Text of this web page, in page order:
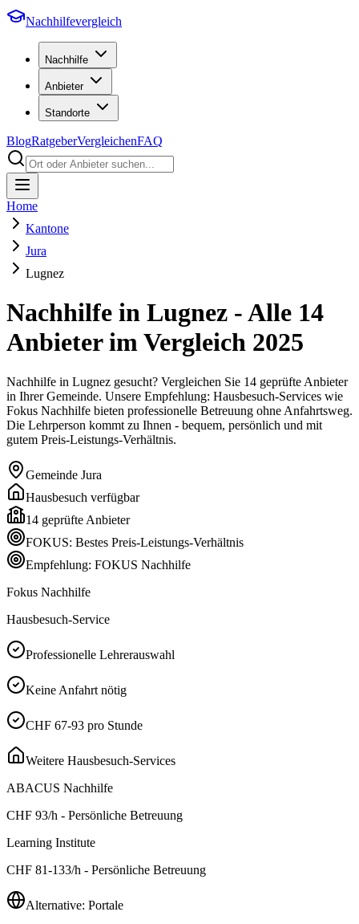
Nachhilfevergleich
Nachhilfe
Anbieter
Standorte
BlogRatgeberVergleichenFAQ
Home
Kantone
Jura
Lugnez
Nachhilfe in Lugnez - Alle 14
Anbieter im Vergleich 2025
Nachhilfe in Lugnez gesucht? Vergleichen Sie 14 geprüfte Anbieter
in Ihrer Gemeinde. Unsere Empfehlung: Hausbesuch-Services wie
Fokus Nachhilfe bieten professionelle Betreuung ohne Anfahrtsweg.
Die Lehrperson kommt zu Ihnen - bequem, persönlich und mit
gutem Preis-Leistungs-Verhältnis.
Gemeinde Jura
Hausbesuch verfügbar
14 geprüfte Anbieter
FOKUS: Bestes Preis-Leistungs-Verhältnis
Empfehlung: FOKUS Nachhilfe
Fokus Nachhilfe
Hausbesuch-Service
Professionelle Lehrerauswahl
Keine Anfahrt nötig
CHF 67-93 pro Stunde
Weitere Hausbesuch-Services
ABACUS Nachhilfe
CHF 93/h - Persönliche Betreuung
Learning Institute
CHF 81-133/h - Persönliche Betreuung
Alternative: Portale